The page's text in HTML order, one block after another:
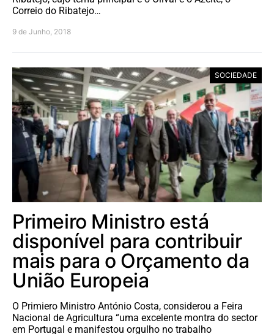
Correio do Ribatejo…
9 de Junho, 2018
SOCIEDADE
Primeiro Ministro está
disponível para contribuir
mais para o Orçamento da
União Europeia
O Primiero Ministro António Costa, considerou a Feira
Nacional de Agricultura “uma excelente montra do sector
em Portugal e manifestou orgulho no trabalho